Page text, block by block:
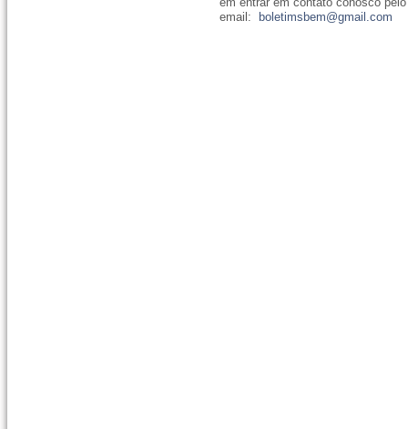
email: boletimsbem@gmail.com